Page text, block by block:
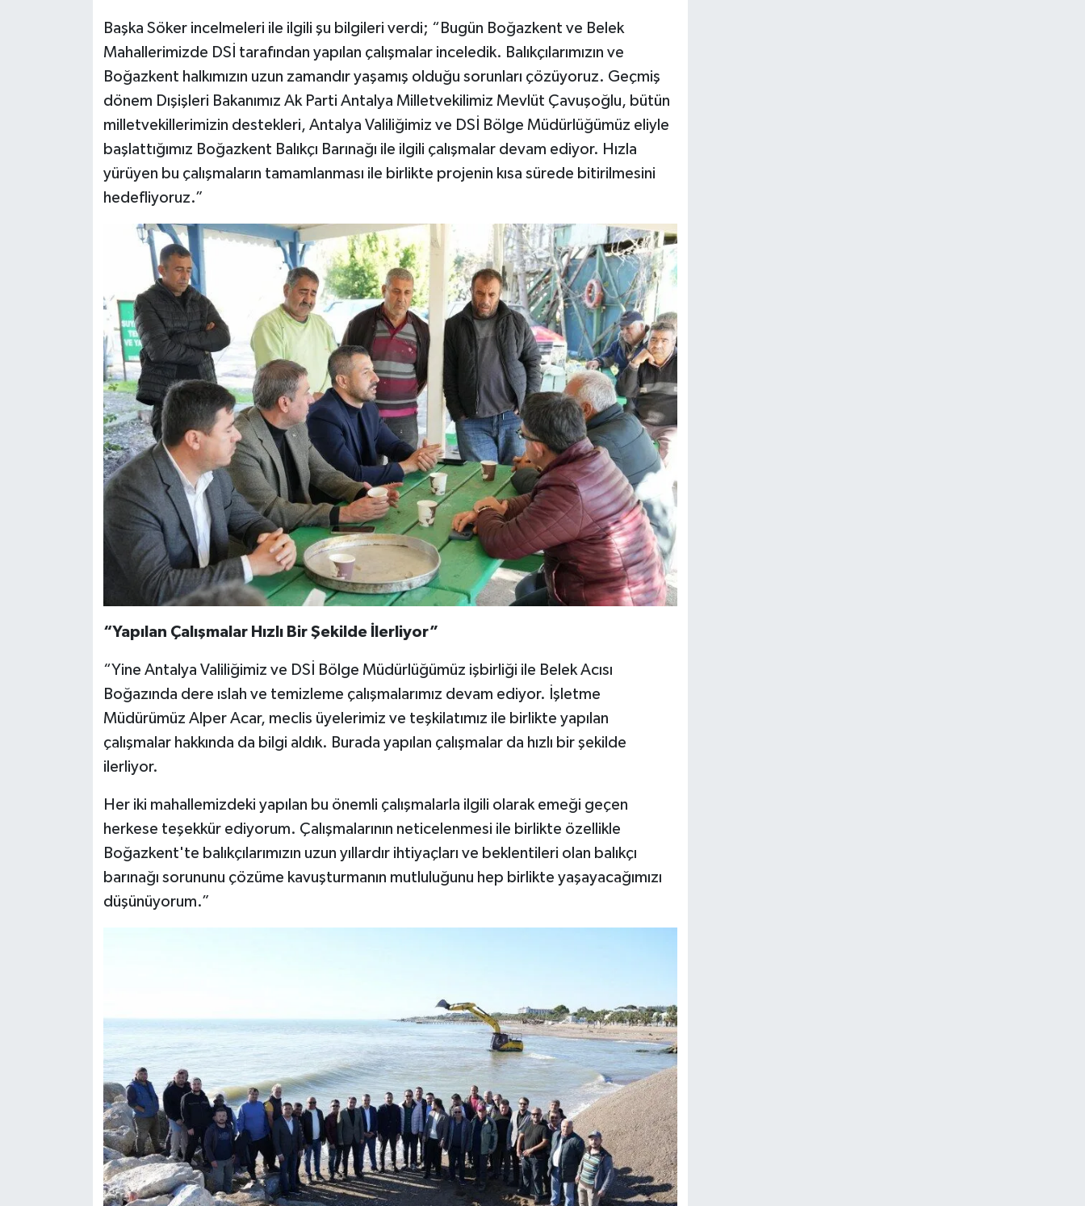
Başka Söker incelmeleri ile ilgili şu bilgileri verdi; “Bugün Boğazkent ve Belek
Mahallerimizde DSİ tarafından yapılan çalışmalar inceledik. Balıkçılarımızın ve
Boğazkent halkımızın uzun zamandır yaşamış olduğu sorunları çözüyoruz. Geçmiş
dönem Dışişleri Bakanımız Ak Parti Antalya Milletvekilimiz Mevlüt Çavuşoğlu, bütün
milletvekillerimizin destekleri, Antalya Valiliğimiz ve DSİ Bölge Müdürlüğümüz eliyle
başlattığımız Boğazkent Balıkçı Barınağı ile ilgili çalışmalar devam ediyor. Hızla
yürüyen bu çalışmaların tamamlanması ile birlikte projenin kısa sürede bitirilmesini
hedefliyoruz.”
“Yapılan Çalışmalar Hızlı Bir Şekilde İlerliyor”
“Yine Antalya Valiliğimiz ve DSİ Bölge Müdürlüğümüz işbirliği ile Belek Acısı
Boğazında dere ıslah ve temizleme çalışmalarımız devam ediyor. İşletme
Müdürümüz Alper Acar, meclis üyelerimiz ve teşkilatımız ile birlikte yapılan
çalışmalar hakkında da bilgi aldık. Burada yapılan çalışmalar da hızlı bir şekilde
ilerliyor.
Her iki mahallemizdeki yapılan bu önemli çalışmalarla ilgili olarak emeği geçen
herkese teşekkür ediyorum. Çalışmalarının neticelenmesi ile birlikte özellikle
Boğazkent'te balıkçılarımızın uzun yıllardır ihtiyaçları ve beklentileri olan balıkçı
barınağı sorununu çözüme kavuşturmanın mutluluğunu hep birlikte yaşayacağımızı
düşünüyorum.”